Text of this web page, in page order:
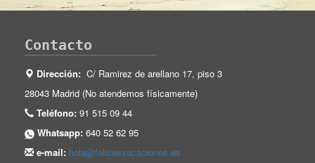
Contacto
Dirección: C/ Ramirez de arellano 17, piso 3
28043 Madrid (No atendemos físicamente)
Teléfono: 91 515 09 44
Whatsapp: 640 52 62 95
e-mail: hola@felicesvacaciones.es